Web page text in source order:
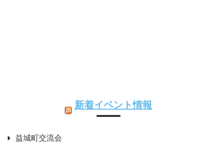
新着イベント情報
益城町交流会